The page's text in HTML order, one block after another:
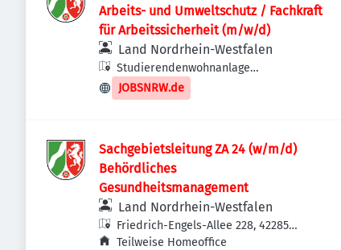
Arbeits- und Umweltschutz / Fachkraft
für Arbeitssicherheit (m/w/d)
Land Nordrhein-Westfalen
Studierendenwohnanlage
Universitätsstraße 1,
Studierendenwerk Düsseldorf, 40225
JOBSNRW.de
Sachgebietsleitung ZA 24 (w/m/d)
Behördliches
Gesundheitsmanagement
Land Nordrhein-Westfalen
Friedrich-Engels-Allee 228, 42285
Wuppertal, Deutschland
Teilweise Homeoffice